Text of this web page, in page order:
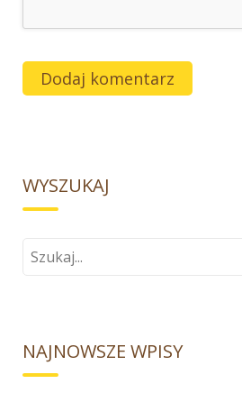
WYSZUKAJ
Szukaj
NAJNOWSZE WPISY